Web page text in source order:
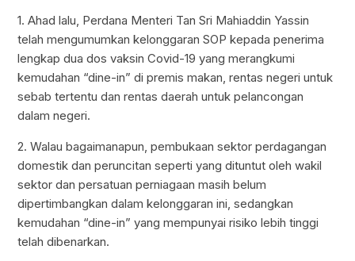
1. Ahad lalu, Perdana Menteri Tan Sri Mahiaddin Yassin
telah mengumumkan kelonggaran SOP kepada penerima
lengkap dua dos vaksin Covid-19 yang merangkumi
kemudahan “dine-in” di premis makan, rentas negeri untuk
sebab tertentu dan rentas daerah untuk pelancongan
dalam negeri.
2. Walau bagaimanapun, pembukaan sektor perdagangan
domestik dan peruncitan seperti yang dituntut oleh wakil
sektor dan persatuan perniagaan masih belum
dipertimbangkan dalam kelonggaran ini, sedangkan
kemudahan “dine-in” yang mempunyai risiko lebih tinggi
telah dibenarkan.